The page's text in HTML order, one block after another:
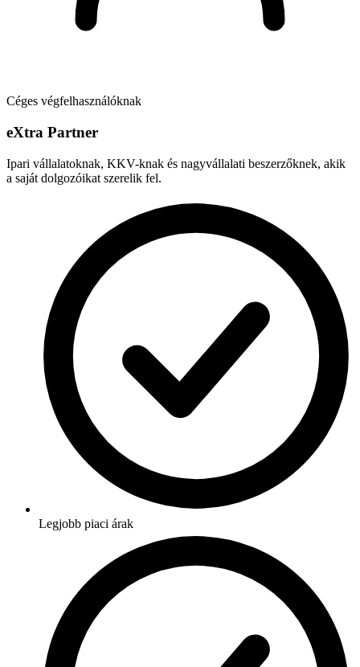
Céges végfelhasználóknak
eXtra Partner
Ipari vállalatoknak, KKV-knak és nagyvállalati beszerzőknek, akik
a saját dolgozóikat szerelik fel.
Legjobb piaci árak